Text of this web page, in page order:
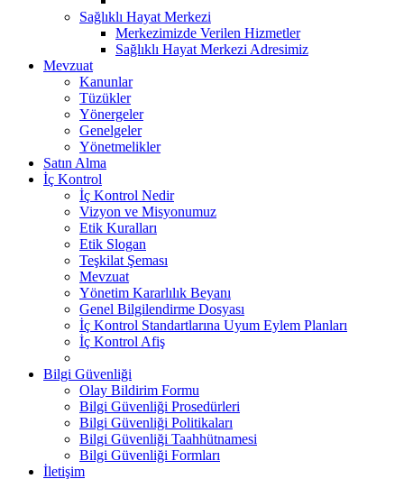
Sağlıklı Hayat Merkezi
Merkezimizde Verilen Hizmetler
Sağlıklı Hayat Merkezi Adresimiz
Mevzuat
Kanunlar
Tüzükler
Yönergeler
Genelgeler
Yönetmelikler
Satın Alma
İç Kontrol
İç Kontrol Nedir
Vizyon ve Misyonumuz
Etik Kuralları
Etik Slogan
Teşkilat Şeması
Mevzuat
Yönetim Kararlılık Beyanı
Genel Bilgilendirme Dosyası
İç Kontrol Standartlarına Uyum Eylem Planları
İç Kontrol Afiş
Bilgi Güvenliği
Olay Bildirim Formu
Bilgi Güvenliği Prosedürleri
Bilgi Güvenliği Politikaları
Bilgi Güvenliği Taahhütnamesi
Bilgi Güvenliği Formları
İletişim